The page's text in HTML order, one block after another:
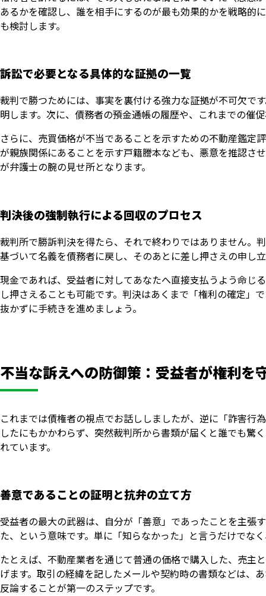
あるかを確認し、誰を相手にするのが最も効果的かを戦略的
も検討します。
訴訟で必要となる具体的な証拠の一覧
裁判で勝つためには、事実を裏付ける強力な証拠が不可欠で
明します。次に、債務者の預金通帳の履歴や、これまでの催
さらに、売買価格が不当であることを示すための不動産鑑定
が親族関係にあることを示す戸籍謄本なども、悪意を推認さ
が弁護士の腕の見せ所となります。
判決後の強制執行による回収のプロセス
裁判所で勝訴判決を得たら、それで終わりではありません。
基づいて名義を債務者に戻し、そのあとに差し押さえの申し
現金であれば、受益者に対してあなたへ直接支払うよう命じ
し押さえることも可能です。判決はあくまで「権利の確定」
抜かずに手続きを進めましょう。
不当な訴えへの防御策：受益者が権利を
これまでは債権者の視点でお話ししましたが、逆に「詐害行
したにもかかわらず、突然裁判所から書類が届くと誰でも驚
れています。
善意であることの証明と抗弁の立て方
受益者の最大の武器は、自分が「善意」であったことを主張
た、という意味です。単に「知らなかった」と言うだけでな
たとえば、不動産業者を通じて普通の価格で購入した、売主
げます。取引の経緯を記したメールや契約時の書類などは、
反論することが第一のステップです。